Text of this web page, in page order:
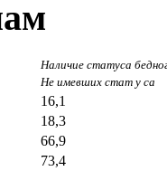
Наличие статуса
Не имевших стат у са
16,1
18,3
66,9
73,4